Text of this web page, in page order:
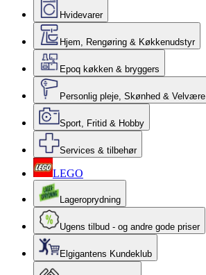
Hvidevarer
Hjem, Rengøring & Køkkenudstyr
Epoq køkken & bryggers
Personlig pleje, Skønhed & Velvære
Sport, Fritid & Hobby
Services & tilbehør
LEGO
Lageroprydning
Ugens tilbud - og andre gode priser
Elgigantens Kundeklub